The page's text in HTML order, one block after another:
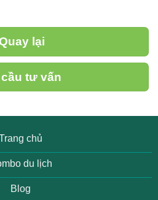
lại
tư vấn
chủ
du lịch
Blog